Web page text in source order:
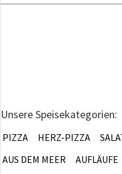
Unsere Speisekategorien:
PIZZA HERZ-PIZZA
AUS DEM MEER
AUFLÄUFE